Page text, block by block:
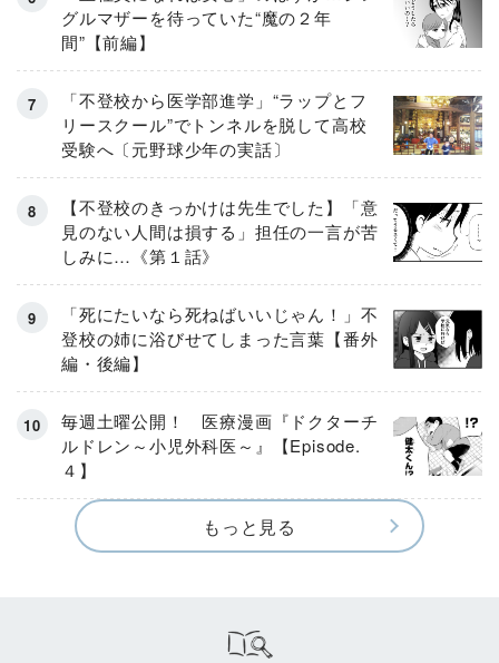
グルマザーを待っていた“魔の２年
間”【前編】
「不登校から医学部進学」“ラップとフ
リースクール”でトンネルを脱して高校
受験へ〔元野球少年の実話〕
【不登校のきっかけは先生でした】「意
見のない人間は損する」担任の一言が苦
しみに…《第１話》
「死にたいなら死ねばいいじゃん！」不
登校の姉に浴びせてしまった言葉【番外
編・後編】
毎週土曜公開！ 医療漫画『ドクターチ
ルドレン～小児外科医～』【Episode.
４】
もっと見る